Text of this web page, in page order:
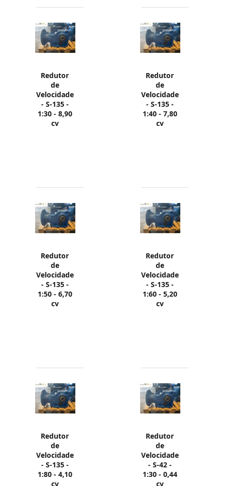
Redutor
de
Velocidade
- S-135 -
1:30 - 8,90
cv
Redutor
de
Velocidade
- S-135 -
1:40 - 7,80
cv
Redutor
de
Velocidade
- S-135 -
1:50 - 6,70
cv
Redutor
de
Velocidade
- S-135 -
1:60 - 5,20
cv
Redutor
de
Velocidade
- S-135 -
1:80 - 4,10
cv
Redutor
de
Velocidade
- S-42 -
1:30 - 0,44
cv